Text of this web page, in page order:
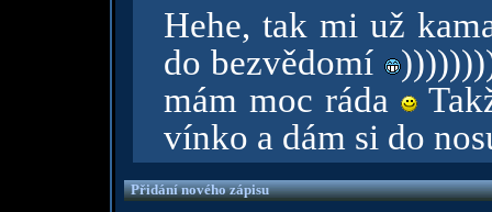
Hehe, tak mi už
do bezvědomí
mám moc ráda
vínko a dám si do
Přidání nového zápisu